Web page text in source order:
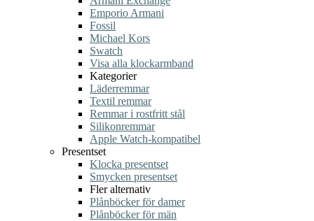
Emporio Armani
Fossil
Michael Kors
Swatch
Visa alla klockarmband
Kategorier
Läderremmar
Textil remmar
Remmar i rostfritt stål
Silikonremmar
Apple Watch-kompatibel
Presentset
Klocka presentset
Smycken presentset
Fler alternativ
Plånböcker för damer
Plånböcker för män